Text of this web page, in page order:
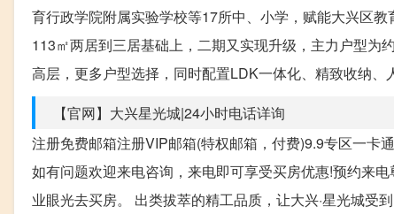
育行政学院附属实验学校等17所中、小学，赋能大兴区
113㎡两居到三居基础上，二期又实现升级，主力户型
高层，更多户型选择，同时配置LDK一体化、精致收纳、
【官网】大兴星光城|24小时电话详询
注册免费邮箱注册VIP邮箱(特权邮箱，付费)9.9专区一卡
如有问题欢迎来电咨询，来电即可享受买房优惠!预约来
业眼光去买房。 出类拔萃的精工品质，让大兴·星光城受